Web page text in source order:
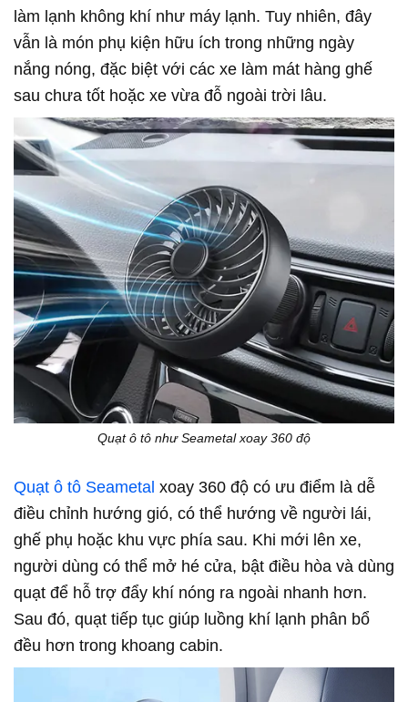
làm lạnh không khí như máy lạnh. Tuy nhiên, đây
vẫn là món phụ kiện hữu ích trong những ngày
nắng nóng, đặc biệt với các xe làm mát hàng ghế
sau chưa tốt hoặc xe vừa đỗ ngoài trời lâu.
Quạt ô tô như Seametal xoay 360 độ
Quạt ô tô Seametal xoay 360 độ có ưu điểm là dễ
điều chỉnh hướng gió, có thể hướng về người lái,
ghế phụ hoặc khu vực phía sau. Khi mới lên xe,
người dùng có thể mở hé cửa, bật điều hòa và dùng
quạt để hỗ trợ đẩy khí nóng ra ngoài nhanh hơn.
Sau đó, quạt tiếp tục giúp luồng khí lạnh phân bổ
đều hơn trong khoang cabin.